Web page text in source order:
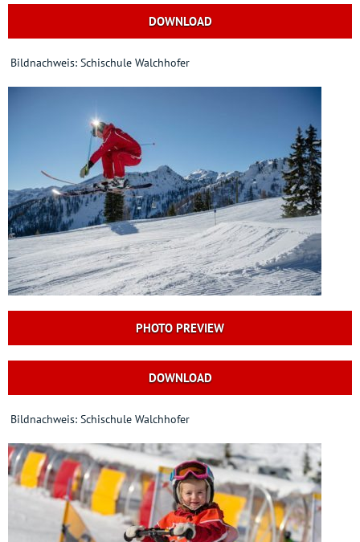
DOWNLOAD
Bildnachweis: Schischule Walchhofer
PHOTO PREVIEW
DOWNLOAD
Bildnachweis: Schischule Walchhofer